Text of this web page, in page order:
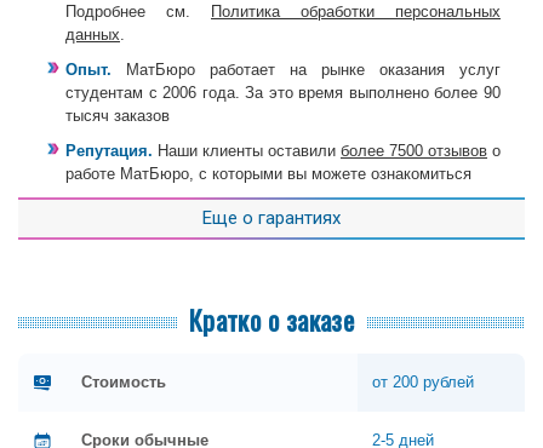
Подробнее см.
Политика обработки персональных
данных
Опыт. МатБюро работает на рынке оказания услуг
студентам с 2006 года. За это время выполнено более 90
тысяч заказов
Репутация. Наши клиенты оставили более 7500 отзывов о
работе МатБюро, с которыми вы можете ознакомиться
Еще о гарантиях
Кратко о заказе
Стоимость от 200 рублей
Сроки обычные 2-5 дней